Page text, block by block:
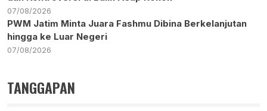
07/08/2026
PWM Jatim Minta Juara Fashmu Dibina Berkelanjutan
hingga ke Luar Negeri
07/08/2026
TANGGAPAN